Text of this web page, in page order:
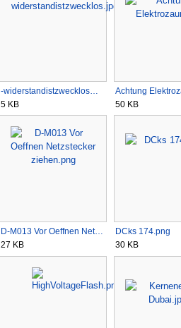
-widerstandistzwecklos…
5 KB
Achtung
50 KB
D-M013 Vor Oeffnen Net…
27 KB
DCks 174.png
30 KB